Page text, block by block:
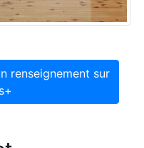
renseignement sur